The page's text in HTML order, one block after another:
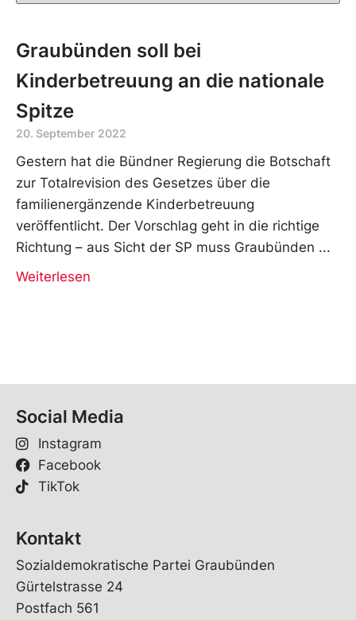
Graubünden soll bei
Kinderbetreuung an die nationale
Spitze
20. September 2022
Gestern hat die Bündner Regierung die Botschaft
zur Totalrevision des Gesetzes über die
familienergänzende Kinderbetreuung
veröffentlicht. Der Vorschlag geht in die richtige
Richtung – aus Sicht der SP muss Graubünden
Weiterlesen
Social Media
Instagram
Facebook
TikTok
Kontakt
Sozialdemokratische Partei Graubünden
Gürtelstrasse 24
Postfach 561